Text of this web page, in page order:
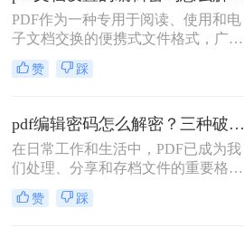
下，我们可能需要取消这些编辑密码
设置，以便对文件进行编辑或共享。
本文将详细介绍PDF怎么取消编辑密
码设置。
PDF作为一种专用于阅读、使用和电
子文档交换的便携式文件格式，广泛
应用于各种场景。然而，有时我们会
遇到一些PDF文档设置了编辑密码，
这时，我们就需要找到一些方法来解
除这些密码。那么pdf文档设置的编辑
密码怎么解除呢？下面将介绍二种有
效的PDF编辑密码解除方法。
赞 踩
pdf编辑密码怎么解密？三种破解方法来看看！
在日常工作和生活中，PDF已成为我
们处理、分享和存档文件的重要格
式。然而，当遇到加密的PDF文件，
特别是那些限制了编辑的文件时，我
赞 踩